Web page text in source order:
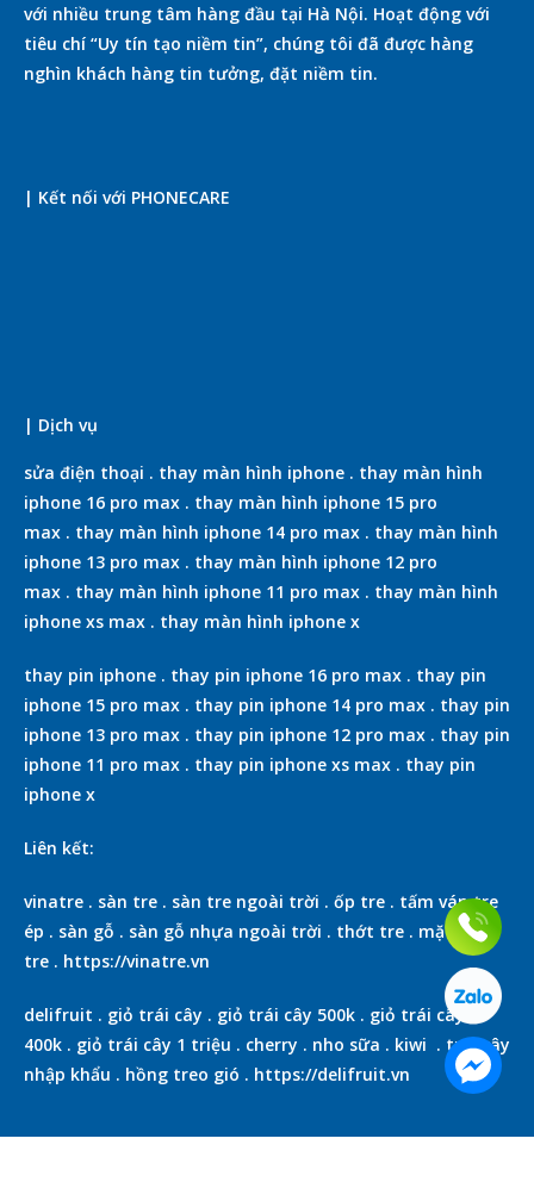
với nhiều trung tâm hàng đầu tại Hà Nội. Hoạt động với
tiêu chí “Uy tín tạo niềm tin”, chúng tôi đã được hàng
nghìn khách hàng tin tưởng, đặt niềm tin.
| Kết nối với PHONECARE
| Dịch vụ
sửa điện thoại . thay màn hình iphone . thay màn hình
iphone 16 pro max . thay màn hình iphone 15 pro
max . thay màn hình iphone 14 pro max . thay màn hình
iphone 13 pro max . thay màn hình iphone 12 pro
max . thay màn hình iphone 11 pro max . thay màn hình
iphone xs max . thay màn hình iphone x
thay pin iphone . thay pin iphone 16 pro max . thay pin
iphone 15 pro max . thay pin iphone 14 pro max . thay pin
iphone 13 pro max . thay pin iphone 12 pro max . thay pin
iphone 11 pro max . thay pin iphone xs max . thay pin
iphone x
Liên kết:
vinatre . sàn tre . sàn tre ngoài trời . ốp tre . tấm ván tre
ép . sàn gỗ . sàn gỗ nhựa ngoài trời . thớt tre . mặt bàn
tre . https://vinatre.vn
delifruit . giỏ trái cây . giỏ trái cây 500k . giỏ trái cây
400k . giỏ trái cây 1 triệu . cherry . nho sữa . kiwi . trái cây
nhập khẩu . hồng treo gió . https://delifruit.vn